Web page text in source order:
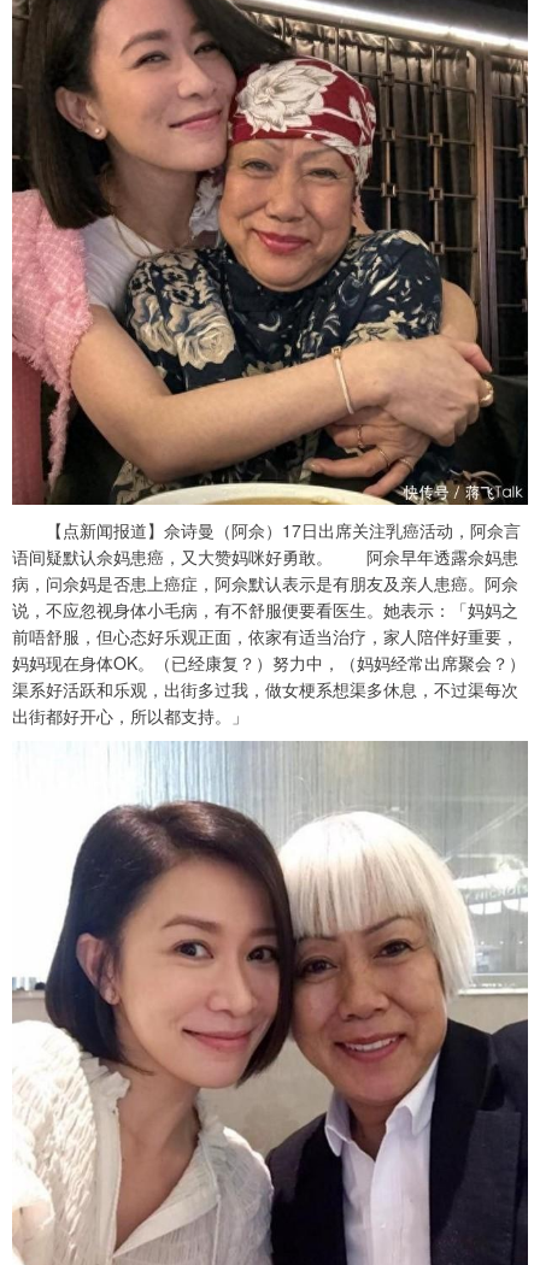
【点新闻报道】佘诗曼（阿佘）17日出席关注乳癌活动，阿佘言
语间疑默认佘妈患癌，又大赞妈咪好勇敢。 阿佘早年透露佘妈患
病，问佘妈是否患上癌症，阿佘默认表示是有朋友及亲人患癌。阿佘
说，不应忽视身体小毛病，有不舒服便要看医生。她表示：「妈妈之
前唔舒服，但心态好乐观正面，依家有适当治疗，家人陪伴好重要，
妈妈现在身体OK。（已经康复？）努力中，（妈妈经常出席聚会？）
渠系好活跃和乐观，出街多过我，做女梗系想渠多休息，不过渠每次
出街都好开心，所以都支持。」